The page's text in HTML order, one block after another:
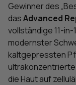
Gewinner des
dasAdvanced
vollständige 11-
modernster
kaltgepressten
ultrakonzentrierte
die Haut auf